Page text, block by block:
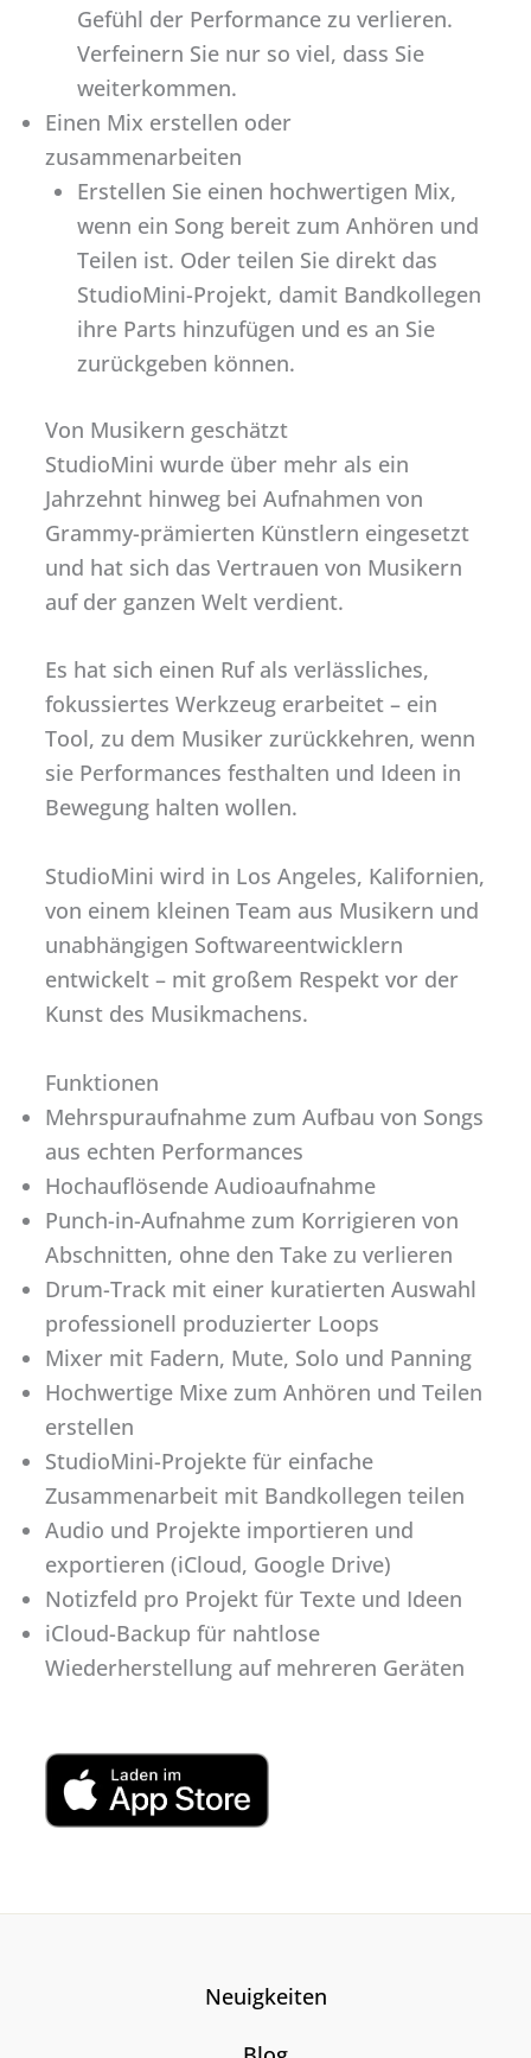
Gefühl der Performance zu verlieren.
Verfeinern Sie nur so viel, dass Sie
weiterkommen.
Einen Mix erstellen oder
zusammenarbeiten
Erstellen Sie einen hochwertigen Mix,
wenn ein Song bereit zum Anhören und
Teilen ist. Oder teilen Sie direkt das
StudioMini-Projekt, damit Bandkollegen
ihre Parts hinzufügen und es an Sie
zurückgeben können.
Von Musikern geschätzt
StudioMini wurde über mehr als ein
Jahrzehnt hinweg bei Aufnahmen von
Grammy-prämierten Künstlern eingesetzt
und hat sich das Vertrauen von Musikern
auf der ganzen Welt verdient.
Es hat sich einen Ruf als verlässliches,
fokussiertes Werkzeug erarbeitet – ein
Tool, zu dem Musiker zurückkehren, wenn
sie Performances festhalten und Ideen in
Bewegung halten wollen.
StudioMini wird in Los Angeles, Kalifornien,
von einem kleinen Team aus Musikern und
unabhängigen Softwareentwicklern
entwickelt – mit großem Respekt vor der
Kunst des Musikmachens.
Funktionen
Mehrspuraufnahme zum Aufbau von Songs
aus echten Performances
Hochauflösende Audioaufnahme
Punch-in-Aufnahme zum Korrigieren von
Abschnitten, ohne den Take zu verlieren
Drum-Track mit einer kuratierten Auswahl
professionell produzierter Loops
Mixer mit Fadern, Mute, Solo und Panning
Hochwertige Mixe zum Anhören und Teilen
erstellen
StudioMini-Projekte für einfache
Zusammenarbeit mit Bandkollegen teilen
Audio und Projekte importieren und
exportieren (iCloud, Google Drive)
Notizfeld pro Projekt für Texte und Ideen
iCloud-Backup für nahtlose
Wiederherstellung auf mehreren Geräten
Neuigkeiten